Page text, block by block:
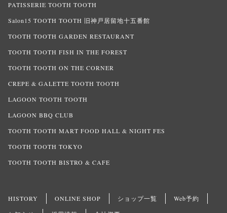
PATISSERIE TOOTH TOOTH
Salon15 TOOTH TOOTH 旧神戸居留地十五番館
TOOTH TOOTH GARDEN RESTAURANT
TOOTH TOOTH FISH IN THE FOREST
TOOTH TOOTH ON THE CORNER
CREPE & GALETTE TOOTH TOOTH
LAGOON TOOTH TOOTH
LAGOON BBQ CLUB
TOOTH TOOTH MART FOOD HALL & NIGHT FES
TOOTH TOOTH TOKYO
TOOTH TOOTH BISTRO & CAFE
HISTORY ONLINE SHOP ショップ一覧
Web予約